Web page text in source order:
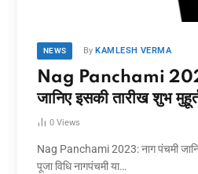
NEWS By KAMLESH VERMA
Nag Panchami
जानिए इसकी तारीख शुभ
0 Views
Nag Panchami 2023: नाग पंचमी
पूजा विधि नागपंचमी या…